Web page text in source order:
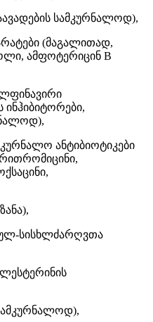
სამკურნალოდ),
(მაგალითად,
ამფოტერიცინ B
ანტიბიოტიკები
სისხლძარღვთა